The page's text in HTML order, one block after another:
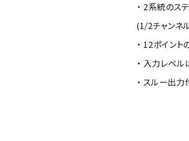
・ 2系統のス
(1/2チャンネ
・ 12ポイン
・ 入力レベ
・ スルー出